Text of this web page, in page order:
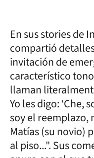
En sus stories de
compartió
invitación de
característico
llaman
Yo les digo: ‘Che,
soy el reemplazo,
Matías (su novio)
al piso...". Sus